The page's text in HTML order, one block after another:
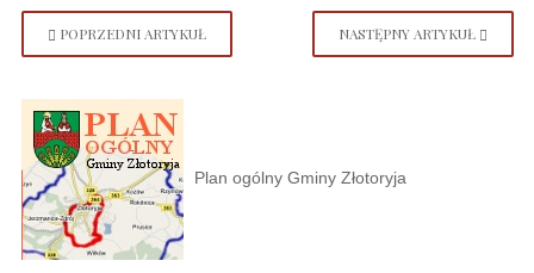
POPRZEDNI ARTYKUŁ NASTĘPNY ARTYKUŁ
Plan ogólny Gminy Złotoryja